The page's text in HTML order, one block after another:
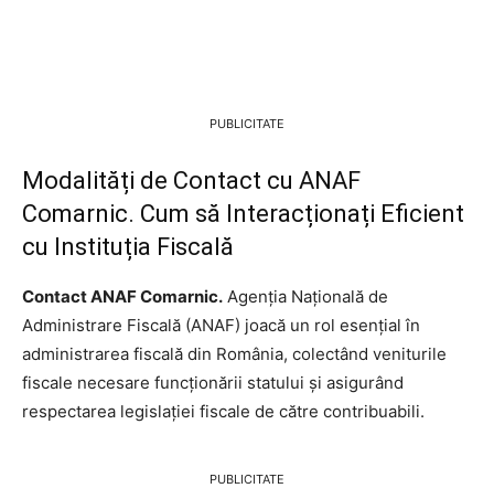
PUBLICITATE
Modalități de Contact cu ANAF
Comarnic. Cum să Interacționați Eficient
cu Instituția Fiscală
Contact ANAF Comarnic. Agenția Națională de
Administrare Fiscală (ANAF) joacă un rol esențial în
administrarea fiscală din România, colectând veniturile
fiscale necesare funcționării statului și asigurând
respectarea legislației fiscale de către contribuabili.
PUBLICITATE